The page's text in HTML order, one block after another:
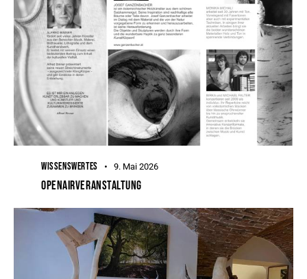
WISSENSWERTES 9. Mai 2026
OPENAIRVERANSTALTUNG